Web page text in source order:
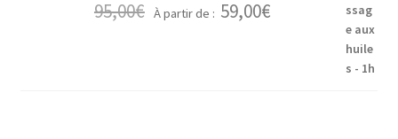
95,00€ À partir de : 59,00€